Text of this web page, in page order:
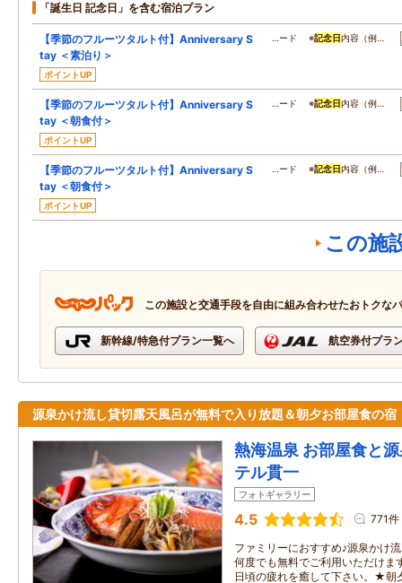
「誕生日 記念日」を含む宿泊プラン
【季節のフルーツタルト付】Anniversary S
tay ＜素泊り＞
ポイントUP
…ード ※記念日内容（例…
【季節のフルーツタルト付】Anniversary S
tay ＜朝食付＞
ポイントUP
…ード ※記念日内容（例…
【季節のフルーツタルト付】Anniversary S
tay ＜朝食付＞
ポイントUP
…ード ※記念日内容（例…
この施
この施設と交通手段を自由に組み合わせたおトクな
新幹線/特急付プラン一覧へ 航空券付プラ
源泉かけ流し貸切露天風呂が無料で入り放題＆朝夕お部屋食の宿
熱海温泉 お部屋食と
テル貫一
フォトギャラリー
4.5 771件
ファミリーにおすすめ♪源泉かけ
何度でも無料でご利用いただけま
日頃の疲れを癒して下さい。★